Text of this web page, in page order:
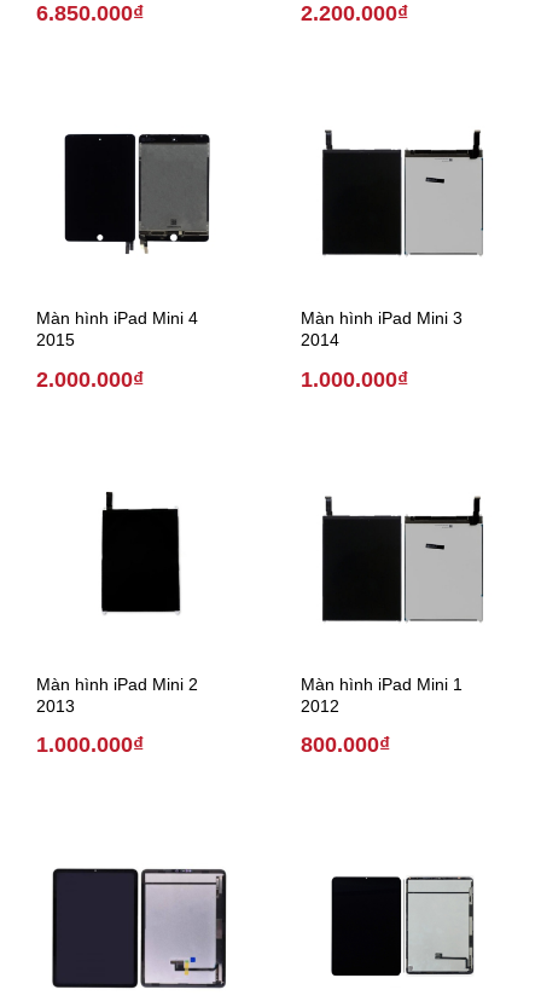
6.850.000₫ 2.200.000₫
Màn hình iPad Mini 4
2015
2.000.000₫
Màn hình iPad Mini 3
2014
1.000.000₫
Màn hình iPad Mini 2
2013
1.000.000₫
Màn hình iPad Mini 1
2012
800.000₫